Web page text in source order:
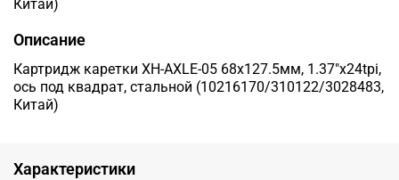
Китай)
Описание
Картридж каретки XH-AXLE-05 68x127.5мм, 1.37"x24tpi,
ось под квадрат, стальной (10216170/310122/3028483,
Китай)
Характеристики